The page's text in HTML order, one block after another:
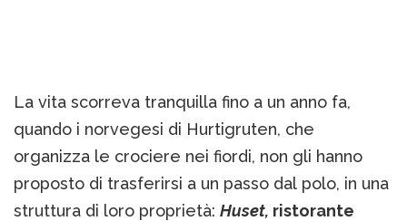
La vita scorreva tranquilla fino a un anno fa,
quando i norvegesi di Hurtigruten, che
organizza le crociere nei fiordi, non gli hanno
proposto di trasferirsi a un passo dal polo, in una
struttura di loro proprietà: Huset, ristorante